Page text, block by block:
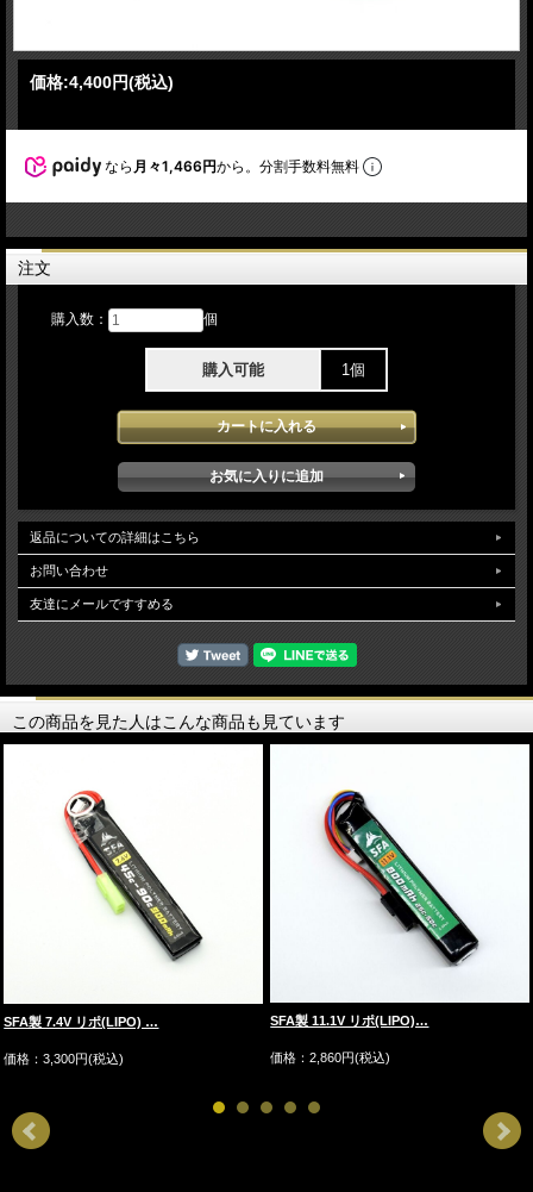
価格:4,400円(税込)
なら 月々1,466円から。分割手数料無料
注文
購入数： 個
購入可能 1個
返品についての詳細はこちら
お問い合わせ
友達にメールですすめる
この商品を見た人はこんな商品も見ています
SFA製 7.4V リポ(LIPO) …
価格：3,300円(税込)
SFA製 11.1V リポ(LIPO)…
価格：2,860円(税込)